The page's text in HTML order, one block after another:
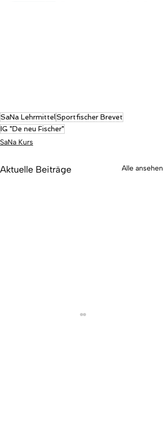
SaNa LehrmittelSportfischer Brevet
IG "De neu Fischer"
SaNa Kurs
Aktuelle Beiträge Alle ansehen